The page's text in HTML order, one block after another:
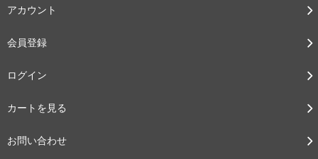
アカウント
会員登録
ログイン
カートを見る
お問い合わせ